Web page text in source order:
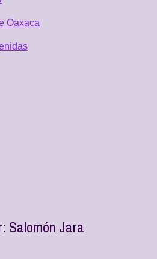
Oaxaca
Salomón Jara